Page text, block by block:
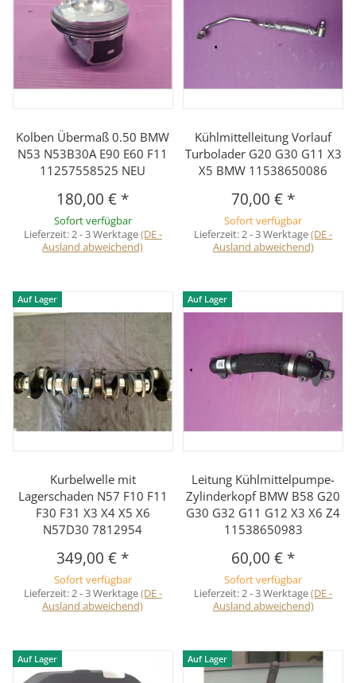
Kolben Übermaß 0.50 BMW
N53 N53B30A E90 E60 F11
11257558525 NEU
180,00 € *
Sofort verfügbar
Lieferzeit:2 - 3 Werktage(DE -
Ausland abweichend)
Kühlmittelleitung Vorlauf
Turbolader G20 G30 G11 X3
X5 BMW 11538650086
70,00 € *
Sofort verfügbar
Lieferzeit:2 - 3 Werktage(DE -
Ausland abweichend)
Auf Lager
Kurbelwelle mit
Lagerschaden N57 F10 F11
F30 F31 X3 X4 X5 X6
N57D30 7812954
349,00 € *
Sofort verfügbar
Lieferzeit:2 - 3 Werktage(DE -
Ausland abweichend)
Auf Lager
Leitung Kühlmittelpumpe-
Zylinderkopf BMW B58 G20
G30 G32 G11 G12 X3 X6 Z4
11538650983
60,00 € *
Sofort verfügbar
Lieferzeit:2 - 3 Werktage(DE -
Ausland abweichend)
Auf Lager Auf Lager